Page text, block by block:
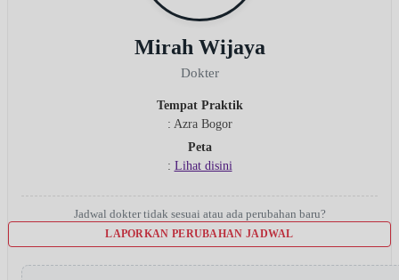
Mirah Wijaya
Dokter
Tempat Praktik
: Azra Bogor
Peta
: Lihat disini
Jadwal dokter tidak sesuai atau ada perubahan baru?
LAPORKAN PERUBAHAN JADWAL